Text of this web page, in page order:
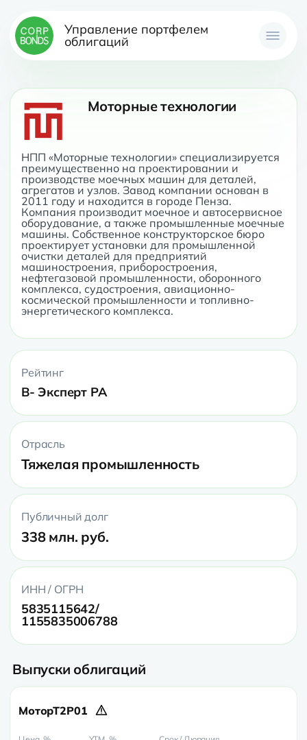
Управление портфелем
облигаций
Моторные технологии
НПП «Моторные технологии» специализируется
преимущественно на проектировании и
производстве моечных машин для деталей,
агрегатов и узлов. Завод компании основан в
2011 году и находится в городе Пенза.
Компания производит моечное и автосервисное
оборудование, а также промышленные моечные
машины. Собственное конструкторское бюро
проектирует установки для промышленной
очистки деталей для предприятий
машиностроения, приборостроения,
нефтегазовой промышленности, оборонного
комплекса, судостроения, авиационно-
космической промышленности и топливно-
энергетического комплекса.
Рейтинг
B- Эксперт РА
Отрасль
Тяжелая промышленность
Публичный долг
338 млн. руб.
ИНН / ОГРН
5835115642/
1155835006788
Выпуски облигаций
МоторТ2Р01